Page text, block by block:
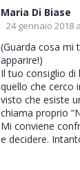
Maria Di Biase
24 gennaio 2018
(Guarda cosa mi
apparire!)
Il tuo consiglio di
quello che cerco
visto che esiste
chiama proprio
Mi conviene
e decidere.